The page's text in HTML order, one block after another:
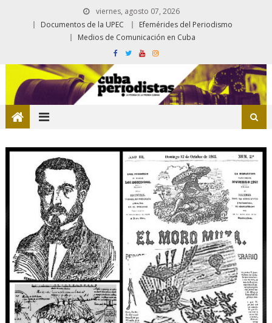
viernes, agosto 07, 2026
Documentos de la UPEC
Efemérides del Periodismo
Medios de Comunicación en Cuba